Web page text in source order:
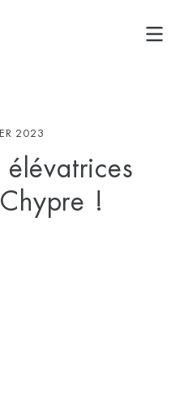
2023
élévatrices
!